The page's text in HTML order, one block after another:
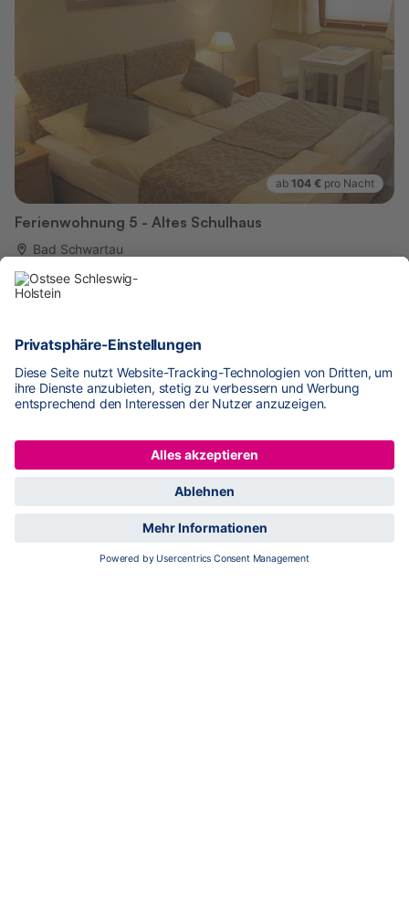
ab 104 € pro Nacht
Ferienwohnung 5 - Altes Schulhaus
Bad Schwartau
Platz für 2 Pers.